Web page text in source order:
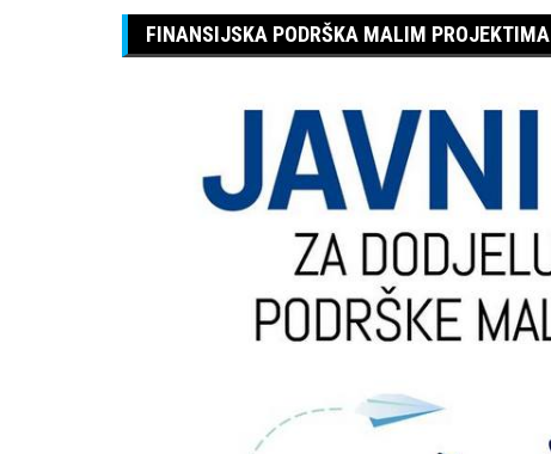
FINANSIJSKA PODRŠKA MALIM PROJEKTIMA